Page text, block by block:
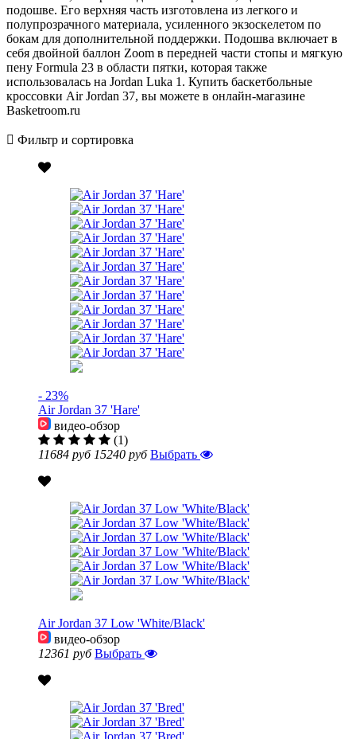
подошве. Его верхняя часть изготовлена из легкого и
полупрозрачного материала, усиленного экзоскелетом по
бокам для дополнительной поддержки. Подошва включает в
себя двойной баллон Zoom в передней части стопы и мягкую
пену Formula 23 в области пятки, которая также
использовалась на Jordan Luka 1. Купить баскетбольные
кроссовки Air Jordan 37, вы можете в онлайн-магазине
Basketroom.ru
Фильтр и сортировка
- 23%
Air Jordan 37 'Hare'
видео-обзор
(1)
11684 руб 15240 руб Выбрать
Air Jordan 37 Low 'White/Black'
видео-обзор
12361 руб Выбрать